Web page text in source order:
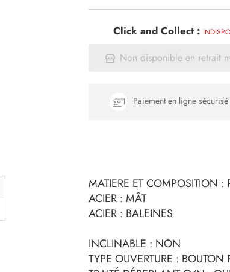
Click and Collect :
Non disponible en retrait
Paiement en ligne
MATIERE ET COMPOSITION :
ACIER : MÂT
ACIER : BALEINES
INCLINABLE : NON
TYPE OUVERTURE : BOUTON